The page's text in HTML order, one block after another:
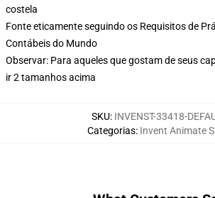
costela
Fonte eticamente seguindo os Requisitos de
Contábeis do Mundo
Observar: Para aqueles que gostam de seus
ir 2 tamanhos acima
SKU: INVENST-33418-
Categorias: Invent Animate